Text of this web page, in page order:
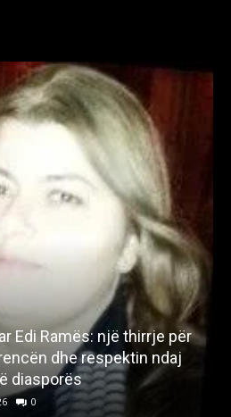
Edi Ramës: një thirrje për
dhe respektin ndaj
diasporës
0